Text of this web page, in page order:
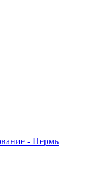
- Пермь